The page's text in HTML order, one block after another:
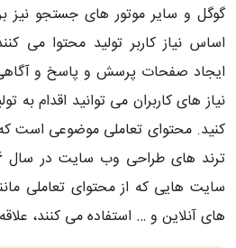
گوگل و سایر موتور های جستجو
اساس نیاز کاربر تولید محتوا می
ایجاد صفحات پرسش و پاسخ و
نیاز های کاربران می توانید اقدام به
کنید. محتوای تعاملی موضوعی است که
سایت هایی که از محتوای تعاملی
های آنلاین و … استفاده می کنند،